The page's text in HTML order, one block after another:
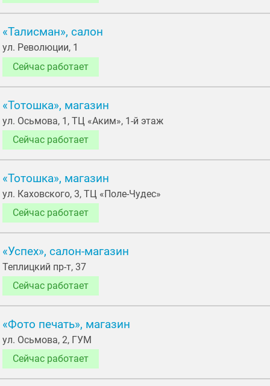
«Талисман», салон
ул. Революции, 1
Сейчас работает
«Тотошка», магазин
ул. Осьмовa, 1, ТЦ «Аким», 1-й этаж
Сейчас работает
«Тотошка», магазин
ул. Каховского, 3, ТЦ «Поле-Чудес»
Сейчас работает
«Успех», салон-магазин
Теплицкий пр-т, 37
Сейчас работает
«Фото печать», магазин
ул. Осьмовa, 2, ГУМ
Сейчас работает